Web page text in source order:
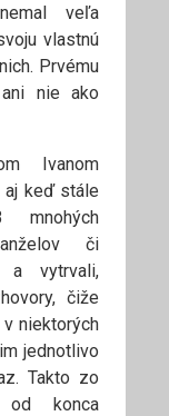
veľa
vlastnú
Prvému
nie ako
Ivanom
aj keď stále
mnohých
či
a vytrvali,
čiže
niektorých
jednotlivo
Takto zo
konca